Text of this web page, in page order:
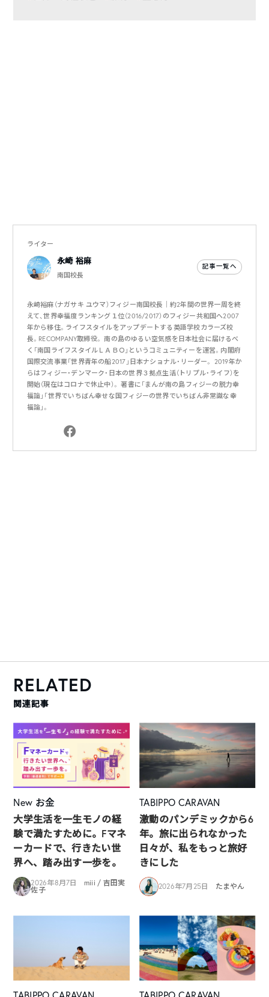
ライター
永崎 裕麻
南国校長
記事一覧へ
永崎裕麻（ナガサキ ユウマ）フィジー南国校長｜約2年間の世界一周を終
えて、世界幸福度ランキング１位（2016/2017）のフィジー共和国へ2007
年から移住。ライフスタイルをアップデートする英語学校カラーズ校
長。RECOMPANY取締役。 南の島のゆるい空気感を日本社会に届けるべ
く「南国ライフスタイルＬＡＢＯ」というコミュニティーを運営。内閣府
国際交流事業「世界青年の船2017」日本ナショナル・リーダー。 2019年か
らはフィジー・デンマーク・日本の世界３拠点生活（トリプル・ライフ）を
開始（現在はコロナで休止中）。 著書に「まんが南の島フィジーの脱力幸
福論」「世界でいちばん幸せな国フィジーの世界でいちばん非常識な幸
福論」。
RELATED
関連記事
New お金
大学生活を一生モノの経
験で満たすために。Fマネ
ーカードで、行きたい世
界へ、踏み出す一歩を。
2026年8月7日
miii / 吉田実
佐子
TABIPPO CARAVAN
激動のパンデミックから6
年。旅に出られなかった
日々が、私をもっと旅好
きにした
2026年7月25日 たまやん